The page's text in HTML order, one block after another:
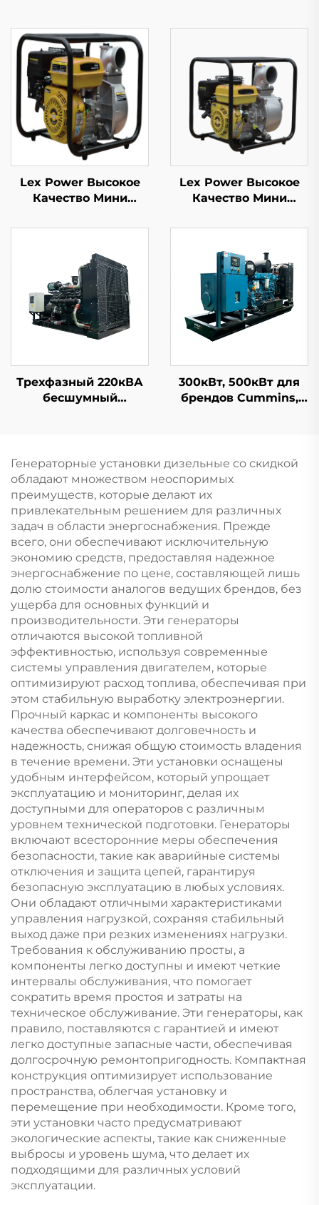
Lex Power Высокое
Качество Мини
Насос Для Сельского
Орошения
Lex Power Высокое
Качество Мини
Насос Для Сельского
Орошения
Трехфазный 220кВА
бесшумный
300кВт, 500кВт для
брендов Cummins,
дизельные
электростанции
Генераторные установки дизельные со скидкой
обладают множеством неоспоримых
преимуществ, которые делают их
привлекательным решением для различных
задач в области энергоснабжения. Прежде
всего, они обеспечивают исключительную
экономию средств, предоставляя надежное
энергоснабжение по цене, составляющей лишь
долю стоимости аналогов ведущих брендов, без
ущерба для основных функций и
производительности. Эти генераторы
отличаются высокой топливной
эффективностью, используя современные
системы управления двигателем, которые
оптимизируют расход топлива, обеспечивая при
этом стабильную выработку электроэнергии.
Прочный каркас и компоненты высокого
качества обеспечивают долговечность и
надежность, снижая общую стоимость владения
в течение времени. Эти установки оснащены
удобным интерфейсом, который упрощает
эксплуатацию и мониторинг, делая их
доступными для операторов с различным
уровнем технической подготовки. Генераторы
включают всесторонние меры обеспечения
безопасности, такие как аварийные системы
отключения и защита цепей, гарантируя
безопасную эксплуатацию в любых условиях.
Они обладают отличными характеристиками
управления нагрузкой, сохраняя стабильный
выход даже при резких изменениях нагрузки.
Требования к обслуживанию просты, а
компоненты легко доступны и имеют четкие
интервалы обслуживания, что помогает
сократить время простоя и затраты на
техническое обслуживание. Эти генераторы, как
правило, поставляются с гарантией и имеют
легко доступные запасные части, обеспечивая
долгосрочную ремонтопригодность. Компактная
конструкция оптимизирует использование
пространства, облегчая установку и
перемещение при необходимости. Кроме того,
эти установки часто предусматривают
экологические аспекты, такие как сниженные
выбросы и уровень шума, что делает их
подходящими для различных условий
эксплуатации.